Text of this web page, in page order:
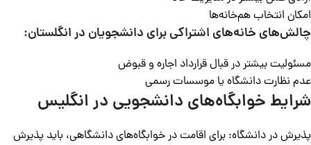
امکان انتخاب هم‌خانه‌ها
چالش‌های خانه‌های اشتراکی برای دانشجویان در انگلستان:
مسئولیت بیشتر در قبال قرارداد اجاره و قبوض
عدم نظارت دانشگاه یا موسسات رسمی
شرایط خوابگاه‌های دانشجویی در انگلیس
پذیرش در دانشگاه: برای اقامت در خوابگاه‌های دانشگاهی، باید پذیرش